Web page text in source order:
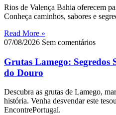
Rios de Valença Bahia oferecem
Conheça caminhos, sabores e
Read More »
07/08/2026 Sem comentários
Grutas Lamego: Segredos
do Douro
Descubra as grutas de Lamego,
história. Venha desvendar este
EncontrePortugal.